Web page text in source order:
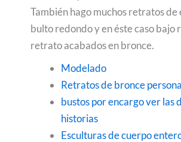
También hago muchos retratos de
bulto redondo y en éste caso bajo
retrato acabados en bronce.
Modelado
Retratos de bronce
bustos por encargo ver las
historias
Esculturas de cuerpo